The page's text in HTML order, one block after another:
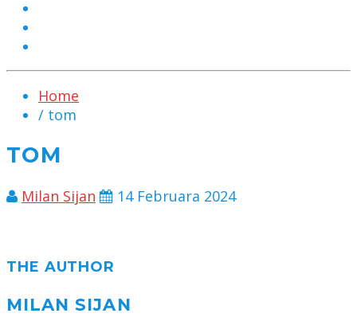
Home
/ tom
TOM
Milan Sijan 14 Februara 2024
THE AUTHOR
MILAN SIJAN